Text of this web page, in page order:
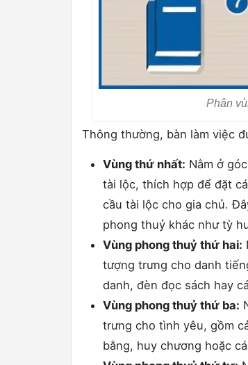
Phân
Thông thường, bàn làm việc
Vùng thứ nhất: Nằm ở
tài lộc, thích hợp để đặt
cầu tài lộc cho gia chủ.
phong thuỷ khác như tỳ
Vùng phong thuỷ thứ hai:
tượng trưng cho danh
danh, đèn đọc sách hay
Vùng phong thuỷ thứ ba:
trưng cho tình yêu, gồm
bằng, huy chương hoặc